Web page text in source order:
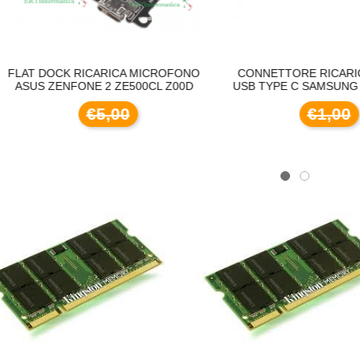
COMPATIBILE BROTHER DISSIPATORE CPU LED FRGB LGA 1700 1
DOCK RICARICA MICROFONO
ZENFONE 2 ZE500CL Z00D
€5,00
CONNETTORE RICARICA
USB TYPE C SAMSUNG
€1,00